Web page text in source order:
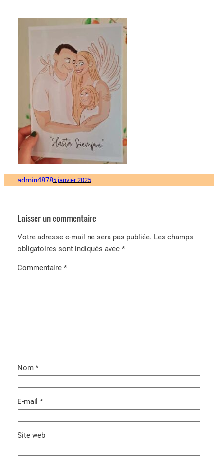
admin48785 janvier 2025
Laisser un commentaire
Votre adresse e-mail ne sera pas publiée. Les champs
obligatoires sont indiqués avec *
Commentaire *
Nom *
E-mail *
Site web